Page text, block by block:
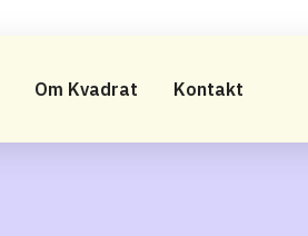
Om Kvadrat Kontakt